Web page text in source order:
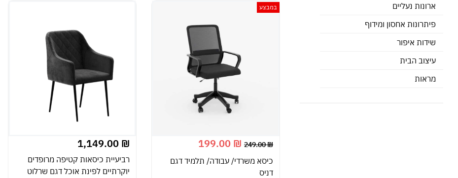
ארונות נעליים
פיתרונות אחסון ומידוף
שידות איפור
עיצוב הבית
מראות
במבצע
249.00₪
199.00 ₪
כיסא משרדי/ עבודה/ תלמיד דגם
דניס
1,149.00 ₪
רביעיית כיסאות קטיפה מרופדים
יוקרתיים לפינת אוכל דגם שרלוט